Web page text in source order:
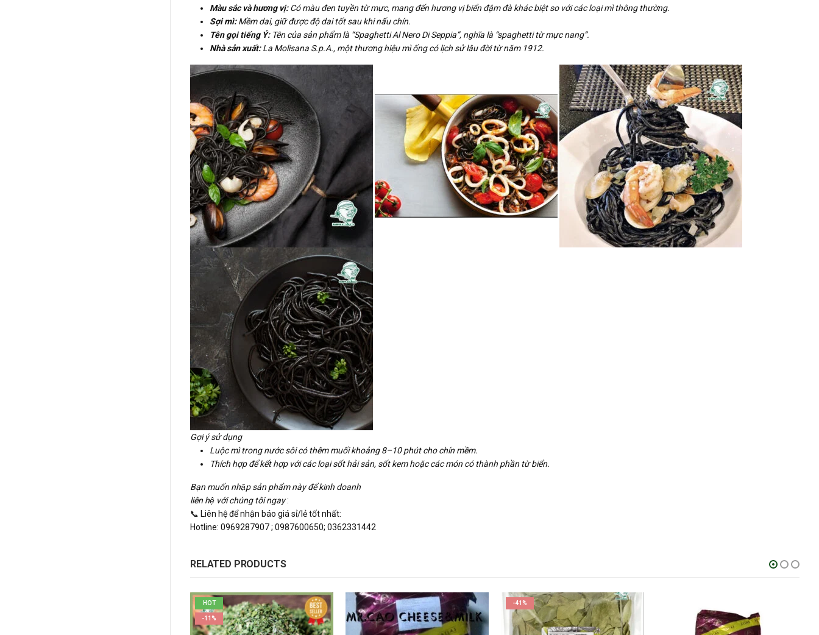
Màu sắc và hương vị:Có màu đen tuyền từ mực, mang đến hương vị biển đậm đà khác biệt so với các loại mì thông thường.
Sợi mì:Mềm dai, giữ được độ dai tốt sau khi nấu chín.
Tên gọi tiếng Ý:Tên của sản phẩm là “Spaghetti Al Nero Di Seppia”, nghĩa là “spaghetti từ mực nang”.
Nhà sản xuất:La Molisana S.p.A., một thương hiệu mì ống có lịch sử lâu đời từ năm 1912.
Gợi ý sử dụng
Luộc mì trong nước sôi có thêm muối khoảng 8–10 phút cho chín mềm.
Thích hợp để kết hợp với các loại sốt hải sản, sốt kem hoặc các món có thành phần từ biển.
Bạn muốn nhập sản phẩm này để kinh doanh
liên hệ với chúng tôi ngay:
📞 Liên hệ để nhận báo giá sỉ/lẻ tốt nhất:
Hotline: 0969287907 ; 0987600650; 0362331442
RELATED PRODUCTS